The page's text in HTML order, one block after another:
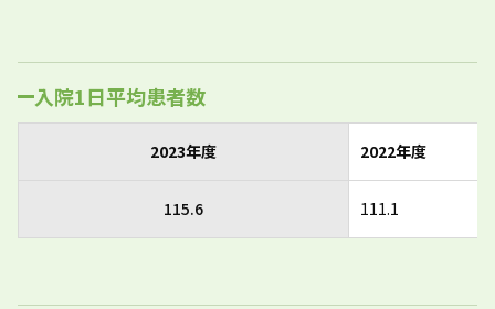
入院1日平均患者数
2023年度 2022年度
115.6 111.1